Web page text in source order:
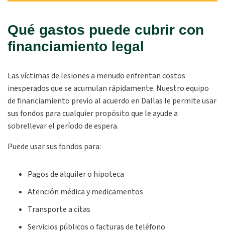
Qué gastos puede cubrir con
financiamiento legal
Las víctimas de lesiones a menudo enfrentan costos
inesperados que se acumulan rápidamente. Nuestro equipo
de financiamiento previo al acuerdo en Dallas le permite usar
sus fondos para cualquier propósito que le ayude a
sobrellevar el período de espera.
Puede usar sus fondos para:
Pagos de alquiler o hipoteca
Atención médica y medicamentos
Transporte a citas
Servicios públicos o facturas de teléfono